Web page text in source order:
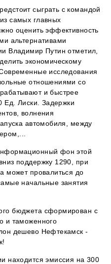
сыграть с командой
самых главных
оценить эффективность
альтернативами
Владимир Путин отметил,
экономическому
исследования
отношениями со
и быстрее
Ед. Лиски. Задержки
волнения
автомобиля, между
фон этой
поддержку 1290, при
может провалиться до
начальные занятия
бюджета сформирован с
и таможенного
дешево Нефтекамск -
находится эмиссия на 300